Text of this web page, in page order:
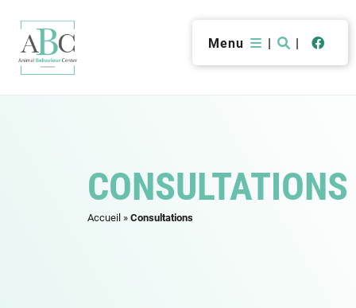
Menu | |
CONSULTATIONS
Accueil »Consultations